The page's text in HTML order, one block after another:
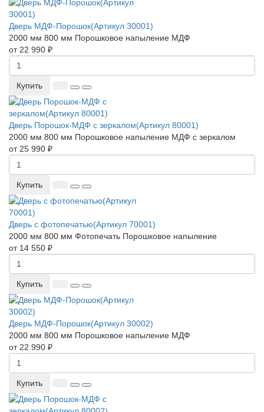
Дверь МДФ-Порошок(Артикул 30001)
2000 мм 800 мм Порошковое напыление МДФ
от 22 990 ₽
Купить
Дверь Порошок-МДФ с зеркалом(Артикул 80001)
2000 мм 800 мм Порошковое напыление МДФ с зеркалом
от 25 990 ₽
Купить
Дверь с фотопечатью(Артикул 70001)
2000 мм 800 мм Фотопечать Порошковое напыление
от 14 550 ₽
Купить
Дверь МДФ-Порошок(Артикул 30002)
2000 мм 800 мм Порошковое напыление МДФ
от 22 990 ₽
Купить